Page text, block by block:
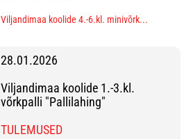
Viljandimaa koolide 4.-6.kl. minivõrk...
28.01.2026
Viljandimaa koolide 1.-3.kl.
võrkpalli "Pallilahing"
TULEMUSED